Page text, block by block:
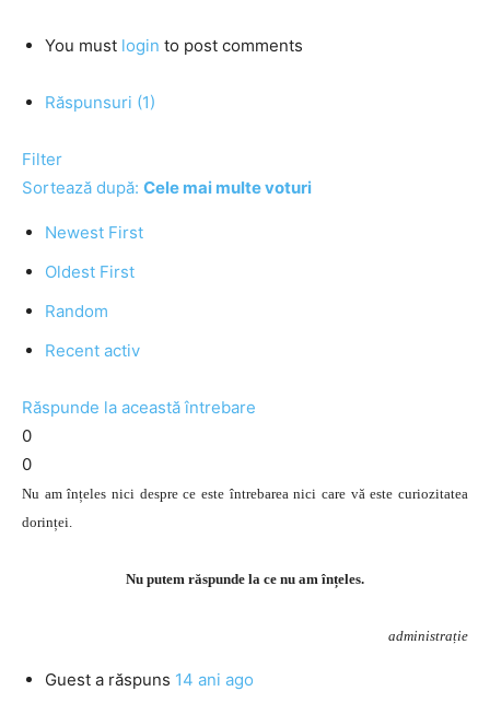
You must login to post comments
Răspunsuri (1)
Filter
Sortează după: Cele mai multe voturi
Newest First
Oldest First
Random
Recent activ
Răspunde la această întrebare
0
0
Nu am înțeles nici despre ce este întrebarea nici care vă este curiozitatea
dorinței.
Nu putem răspunde la ce nu am înțeles.
administrație
Guest a răspuns 14 ani ago